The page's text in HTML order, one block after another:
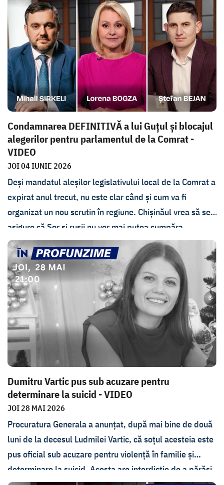
Moldova și măsurile luate. Nemulțumirile legate de
reforma fiscală și scandalul de la Moldatsa au fost, de
asemenea, discutate la emisiunea de joi, 25 iunie.
Condamnarea DEFINITIVĂ a lui Guțul și blocajul
alegerilor pentru parlamentul de la Comrat -
VIDEO
JOI 04 IUNIE 2026
Deși mandatul aleșilor legislativului local de la Comrat a
expirat anul trecut, nu este clar când și cum va fi
organizat un nou scrutin în regiune. Chișinăul vrea să se
asigure că Șor și rușii nu vor mai putea cumpăra
alegătorii, însă la Comrat nu sunt acceptate reguli noi.
Despre ce este vorba discutăm cu ziaristul Mihail Sirkeli,
redactorul sef al portalului Nokta din Comrat, și
expertul WatchDog Ștefan Bejan.
Dumitru Vartic pus sub acuzare pentru
determinare la suicid - VIDEO
JOI 28 MAI 2026
Procuratura Generala a anunțat, după mai bine de două
luni de la decesul Ludmilei Vartic, că soțul acesteia este
pus oficial sub acuzare pentru violență în familie și
determinare la suicid. Acesta are interdicție de a părăsi